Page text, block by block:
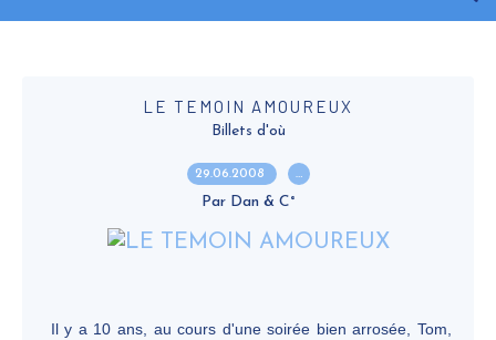
LE TEMOIN AMOUREUX
Billets d'où
29.06.2008 …
Par Dan & C°
Il y a 10 ans, au cours d'une soirée bien arrosée, Tom,